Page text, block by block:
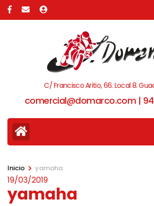
C/ Francisco Aritio, 66. Local 8.
comercial@domarco.com |
Inicio > yamaha
19/03/2019
yamaha